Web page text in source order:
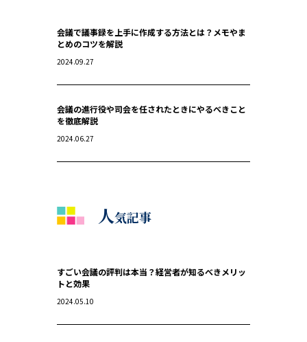
会議で議事録を上手に作成する方法とは？メモやま
とめのコツを解説
2024.09.27
会議の進行役や司会を任されたときにやるべきこと
を徹底解説
2024.06.27
人気記事
すごい会議の評判は本当？経営者が知るべきメリッ
トと効果
2024.05.10